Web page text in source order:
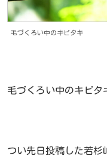
毛づくろい中のキビタキ
毛づくろい中のキビタ
つい先日投稿した若杉